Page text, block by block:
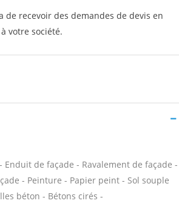
recevoir des demandes de devis en
votre société.
de façade - Ravalement de façade -
- Peinture - Papier peint - Sol souple
béton - Bétons cirés -